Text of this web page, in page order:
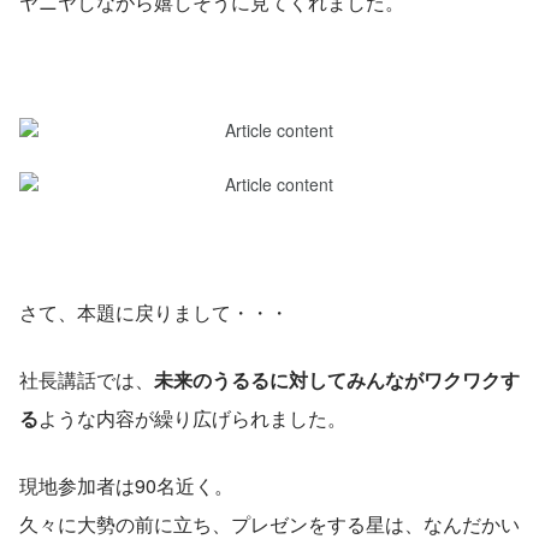
さて、本題に戻りまして・・・
社長講話では、 未来のうるるに対してみんながワクワクす
るような内容が繰り広げられました。
現地参加者は90名近く。
久々に大勢の前に立ち、プレゼンをする星は、なんだかい